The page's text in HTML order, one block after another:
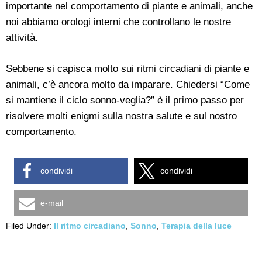
importante nel comportamento di piante e animali, anche
noi abbiamo orologi interni che controllano le nostre
attività.
Sebbene si capisca molto sui ritmi circadiani di piante e
animali, c’è ancora molto da imparare. Chiedersi “Come
si mantiene il ciclo sonno-veglia?” è il primo passo per
risolvere molti enigmi sulla nostra salute e sul nostro
comportamento.
condividi condividi
e-mail
Filed Under: Il ritmo circadiano Sonno Terapia della luce